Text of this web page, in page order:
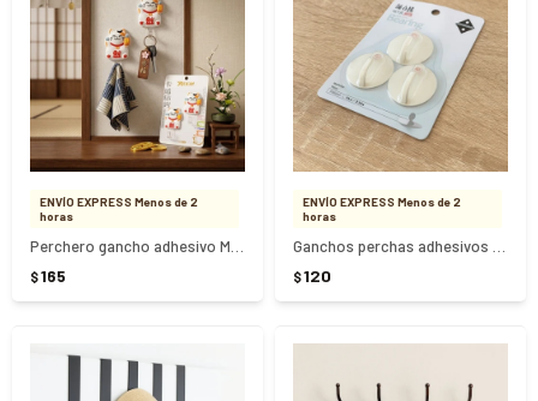
ENVÍO EXPRESS Menos de 2
horas
$165
ENVÍO EXPRESS Menos de 2
horas
$120